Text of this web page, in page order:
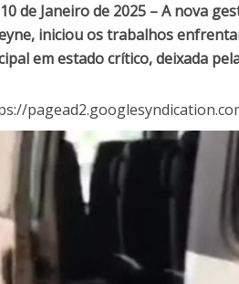
de Janeiro de 2025 – A nova
iniciou os trabalhos
em estado crítico, deixada